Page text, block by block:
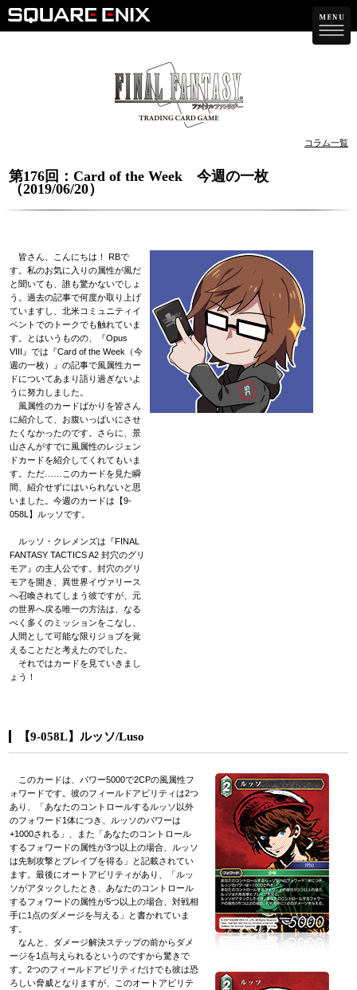
コラム一覧
第176回：Card of the Week 今週の一枚
（2019/06/20）
皆さん、こんにちは！ RBで
す。私のお気に入りの属性が風だ
と聞いても、誰も驚かないでしょ
う。過去の記事で何度か取り上げ
ていますし、北米コミュニティイ
ベントでのトークでも触れていま
す。とはいうものの、『Opus
VIII』では『Card of the Week（今
週の一枚）』の記事で風属性カー
ドについてあまり語り過ぎないよ
うに努力しました。
風属性のカードばかりを皆さん
に紹介して、お腹いっぱいにさせ
たくなかったのです。さらに、景
山さんがすでに風属性のレジェン
ドカードを紹介してくれてもいま
す。ただ……このカードを見た瞬
間、紹介せずにはいられないと思
いました。今週のカードは【9-
058L】ルッソです。
ルッソ・クレメンズは『FINAL
FANTASY TACTICS A2 封穴のグリ
モア』の主人公です。封穴のグリ
モアを開き、異世界イヴァリース
へ召喚されてしまう彼ですが、元
の世界へ戻る唯一の方法は、なる
べく多くのミッションをこなし、
人間として可能な限りジョブを覚
えることだと考えたのでした。
それではカードを見ていきまし
ょう！
【9-058L】ルッソ/Luso
このカードは、パワー5000で2CPの風属性フ
ォワードです。彼のフィールドアビリティは2つ
あり、「あなたのコントロールするルッソ以外
のフォワード1体につき、ルッソのパワーは
+1000される」、また「あなたのコントロール
するフォワードの属性が3つ以上の場合、ルッソ
は先制攻撃とブレイブを得る」と記載されてい
ます。最後にオートアビリティがあり、「ルッ
ソがアタックしたとき、あなたのコントロール
するフォワードの属性が5つ以上の場合、対戦相
手に1点のダメージを与える」と書かれていま
す。
なんと、ダメージ解決ステップの前からダメ
ージを1点与えられるというのですから驚きで
す。2つのフィールドアビリティだけでも彼は恐
ろしい脅威となりますが、このオートアビリテ